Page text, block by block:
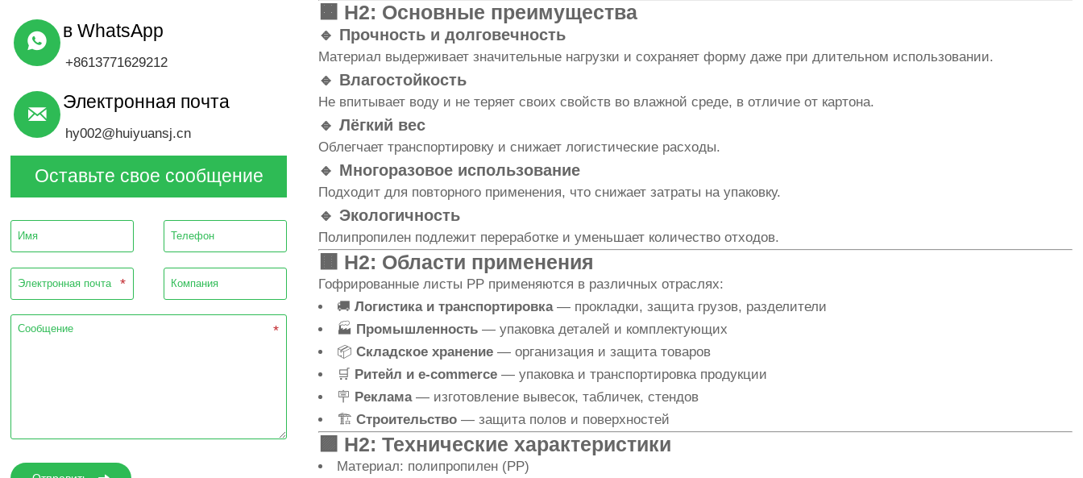

в WhatsApp
+8613771629212

Электронная почта
hy002@huiyuansj.cn
Оставьте свое сообщение
🟧 H2: Основные преимущества
🔹 Прочность и долговечность
Материал выдерживает значительные нагрузки и сохраняет форму даже при длительном использовании.
🔹 Влагостойкость
Не впитывает воду и не теряет своих свойств во влажной среде, в отличие от картона.
🔹 Лёгкий вес
Облегчает транспортировку и снижает логистические расходы.
🔹 Многоразовое использование
Подходит для повторного применения, что снижает затраты на упаковку.
🔹 Экологичность
Полипропилен подлежит переработке и уменьшает количество отходов.
🟫 H2: Области применения
Гофрированные листы PP применяются в различных отраслях:
🚚Логистика и транспортировка— прокладки, защита грузов, разделители
🏭 Промышленность — упаковка деталей и комплектующих
📦Складское хранение — организация и защита товаров
🛒 Ритейл и e-commerce — упаковка и транспортировка продукции
🪧 Реклама— изготовление вывесок, табличек, стендов
🏗Строительство — защита полов и поверхностей
H2: Технические характеристики
Материал: полипропилен (PP)